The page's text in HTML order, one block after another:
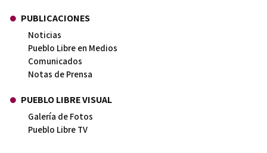
PUBLICACIONES
Noticias
Pueblo Libre en Medios
Comunicados
Notas de Prensa
PUEBLO LIBRE VISUAL
Galería de Fotos
Pueblo Libre TV